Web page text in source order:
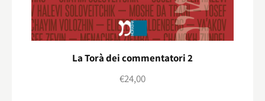
La Torà dei commentatori 2
€24,00